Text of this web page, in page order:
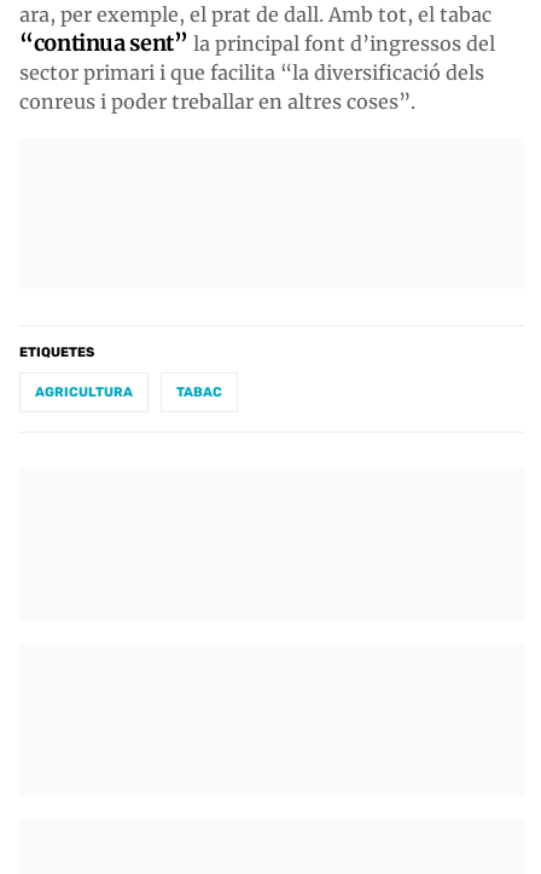
ara, per exemple, el prat de dall. Amb tot, el tabac
“continua sent” la principal font d’ingressos del
sector primari i que facilita “la diversificació dels
conreus i poder treballar en altres coses”.
ETIQUETES
AGRICULTURA TABAC